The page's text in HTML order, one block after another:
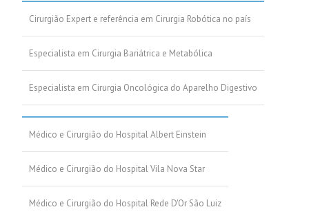
Cirurgião Expert e referência em Cirurgia Robótica no país
Especialista em Cirurgia Bariátrica e Metabólica
Especialista em Cirurgia Oncológica do Aparelho Digestivo
Médico e Cirurgião do Hospital Albert Einstein
Médico e Cirurgião do Hospital Vila Nova Star
Médico e Cirurgião do Hospital Rede D'Or São Luiz